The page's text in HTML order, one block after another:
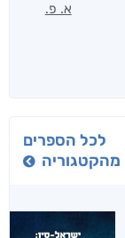
א. פ.
לכל הספרים
מהקטגוריה